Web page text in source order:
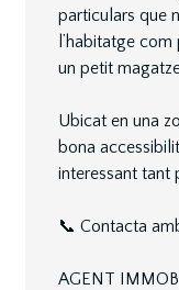
particulars que
l’habitatge
un petit
Ubicat en una
bona
interessant tant
📞 Contacta
AGENT